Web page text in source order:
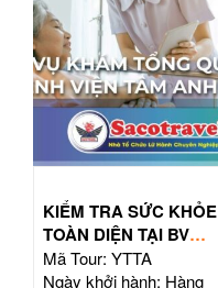
KIỂM TRA SỨC KHỎE
TOÀN DIỆN TẠI BV
TÂM ANH HỒ CHÍ
MINH
Mã Tour: YTTA
Ngày khởi hành: Hàng